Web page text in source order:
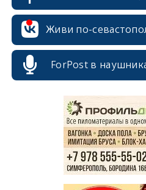
Живи по-
ForPost в